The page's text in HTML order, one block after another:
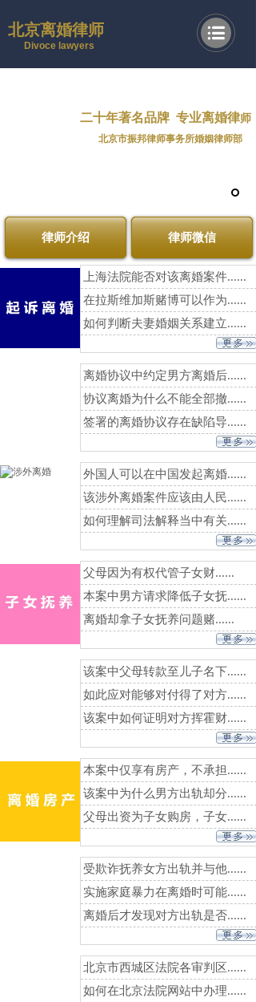
北京离婚律师
Divoce lawyers
二十年著名品牌 专业离婚律师
北京市振邦律师事务所婚姻律师部
律师微信
律师介绍
上海法院能否对该离婚案件......
在拉斯维加斯赌博可以作为......
如何判断夫妻婚姻关系建立......
离婚协议中约定男方离婚后......
协议离婚为什么不能全部撤......
签署的离婚协议存在缺陷导......
外国人可以在中国发起离婚......
该涉外离婚案件应该由人民......
如何理解司法解释当中有关......
父母因为有权代管子女财......
本案中男方请求降低子女抚......
离婚却拿子女抚养问题赌......
该案中父母转款至儿子名下......
如此应对能够对付得了对方......
该案中如何证明对方挥霍财......
本案中仅享有房产，不承担......
该案中为什么男方出轨却分......
父母出资为子女购房，子女......
受欺诈抚养女方出轨并与他......
实施家庭暴力在离婚时可能......
离婚后才发现对方出轨是否......
北京市西城区法院各审判区......
如何在北京法院网站中办理......